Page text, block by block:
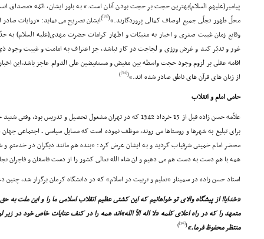
پیامبر(علیهم السلام)بهترین حجت بر حجت بودن آنان است.» به باور ایشان، ائمّه «مصداق
محلّ ظهور تجلّى جمیع اوصاف کمالى پروردگارند.»(
[33]
)ایشان تصریح مى نماید: «روایات
وقایع زمان غیبت صغرى و اخبار به مغیبّات و اظهار کرامات حضرت مهدى(علیه السلام)
غور و تدبّر کند و غرض ورزى و لجاجت در کار نباشد، جز اعتراف به امامت و غیبت وجود
اقامه عقلى بر لزوم وجود حجت واسطه بین مفیض و مستفیضین على الدوام عاجز باشد،این
از زبان هاى قرآن هاى ناطق صادر شده اند.»(
[34]
)
حامى امام و انقلاب
علاّمه حسن زاده قبل از 15 خرداد 1342 که در تهران مشغول تحصیل و
براى تبلیغ به شهرها و روستاها مى روند، موظف نموده است که مسایل سیاسى ـ اجتماعى جهان
محضر امام خمینى شرفیاب گردید و به ایشان عرض کرد: «بنده هم مانند دیگران در خدمتم و
همه با هم دست به دست هم مى دهیم و ان شاء الله تعالى کشور را از دست فاسقان و فاجران
استاد حسن زاده در سمینار «تعلیم و تربیت در اسلام» که در دانشگاه کرمان برگزار شد، چنین
«خدایا! از پیشگاه والاى تو خواهانیم که این کشتى عظیم انقلاب اسلامى ما را و این ملت به
متعهد را که در راه اعلاى کلمه «لا اله الاّ الله»اند همه را در کنف عنایات خاص خود در
منتظر محفوظ فرما.»(
[36]
)